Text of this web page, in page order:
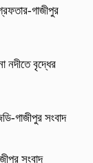
গাজীপুর
নদীতে বৃদ্ধের
গাজীপুর সংবাদ
সংবাদ